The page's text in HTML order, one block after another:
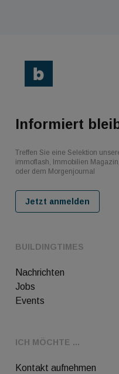
BUILDINGTIMES
Nachrichten
Jobs
Events
ICH MÖCHTE ...
Kontakt aufnehmen
Informiert
Treffen Sie eine Selektion
immoflash, Immobilien
oder dem Morgenjournal
Jetzt anmelden